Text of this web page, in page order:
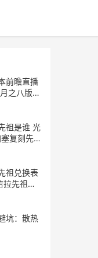
前瞻直播
之八版本
神月之秘
祖是谁 光
复刻先祖
先祖
祖兑换表
先祖兑
种先祖在
坑：散热